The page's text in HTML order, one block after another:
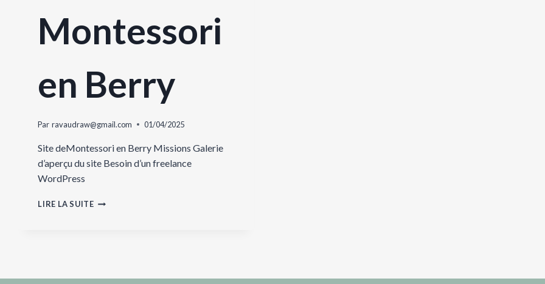
Montessori
en Berry
Par ravaudraw@gmail.com 01/04/2025
Site deMontessori en Berry Missions Galerie
d’aperçu du site Besoin d’un freelance
WordPress
LIRE LA SUITEMONTESSORI